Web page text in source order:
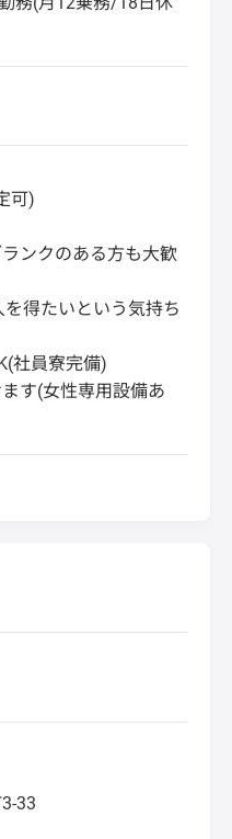
可)
ンクのある方も大歓
得たいという気持ち
社員寮完備)
す(女性専用設備あ
33